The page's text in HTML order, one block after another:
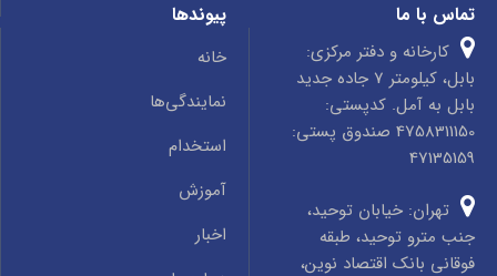
تماس با ما
کارخانه و دفتر مرکزی:
بابل، کیلومتر 7 جاده جدید
بابل به آمل. کدپستی:
4758311150 صندوق پستی:
47135159
تهران: خیابان توحید،
جنب مترو توحید، طبقه
فوقانی بانک اقتصاد نوین،
پیوندها
خانه
نمایندگی‌ها
استخدام
آموزش
اخبار